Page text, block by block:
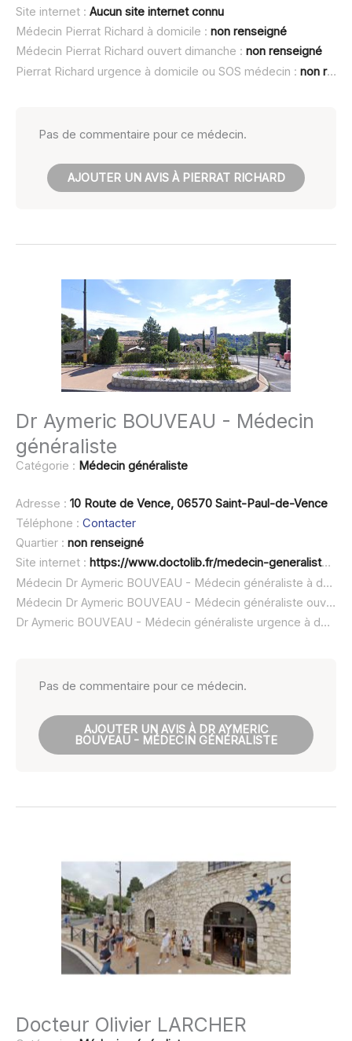
Site internet : Aucun site internet connu
Médecin Pierrat Richard à domicile : non renseigné
Médecin Pierrat Richard ouvert dimanche : non renseigné
Pierrat Richard urgence à domicile ou SOS médecin : non renseigné
Pas de commentaire pour ce médecin.
AJOUTER UN AVIS À PIERRAT RICHARD
Dr Aymeric BOUVEAU - Médecin
généraliste
Catégorie : Médecin généraliste
Adresse : 10 Route de Vence, 06570 Saint-Paul-de-Vence
Téléphone : Contacter
Quartier : non renseigné
Site internet : https://www.doctolib.fr/medecin-generaliste/saint-paul-de-vence/aymeric-bouveau
Médecin Dr Aymeric BOUVEAU - Médecin généraliste à domicile :
Médecin Dr Aymeric BOUVEAU - Médecin généraliste ouvert dimanche :
Dr Aymeric BOUVEAU - Médecin généraliste urgence à domicile ou SOS médecin :
Pas de commentaire pour ce médecin.
AJOUTER UN AVIS À DR AYMERIC
BOUVEAU - MÉDECIN GÉNÉRALISTE
Docteur Olivier LARCHER